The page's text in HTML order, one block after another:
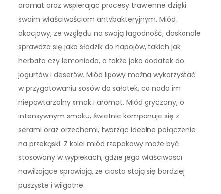
aromat oraz wspierając procesy trawienne dzięki
swoim właściwościom antybakteryjnym. Miód
akacjowy, ze względu na swoją łagodność, doskonale
sprawdza się jako słodzik do napojów, takich jak
herbata czy lemoniada, a także jako dodatek do
jogurtów i deserów. Miód lipowy można wykorzystać
w przygotowaniu sosów do sałatek, co nada im
niepowtarzalny smak i aromat. Miód gryczany, o
intensywnym smaku, świetnie komponuje się z
serami oraz orzechami, tworząc idealne połączenie
na przekąski. Z kolei miód rzepakowy może być
stosowany w wypiekach, gdzie jego właściwości
nawilżające sprawiają, że ciasta stają się bardziej
puszyste i wilgotne.